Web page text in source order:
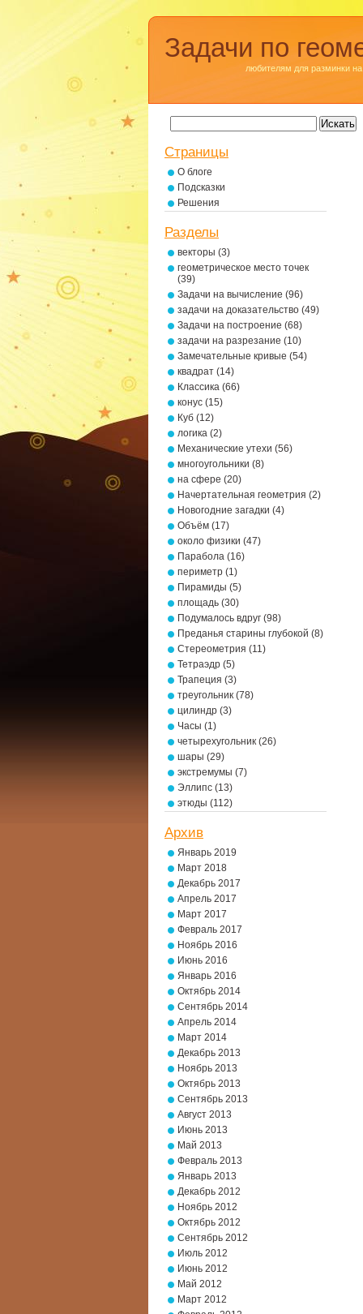
Задачи по
любителям для разминки на
Страницы
О блоге
Подсказки
Решения
Разделы
векторы (3)
геометрическое место точек
(39)
Задачи на вычисление (96)
задачи на доказательство (49)
Задачи на построение (68)
задачи на разрезание (10)
Замечательные кривые (54)
квадрат (14)
Классика (66)
конус (15)
Куб (12)
логика (2)
Механические утехи (56)
многоугольники (8)
на сфере (20)
Начертательная геометрия (2)
Новогодние загадки (4)
Объём (17)
около физики (47)
Парабола (16)
периметр (1)
Пирамиды (5)
площадь (30)
Подумалось вдруг (98)
Преданья старины глубокой (8)
Стереометрия (11)
Тетраэдр (5)
Трапеция (3)
треугольник (78)
цилиндр (3)
Часы (1)
четырехугольник (26)
шары (29)
экстремумы (7)
Эллипс (13)
этюды (112)
Архив
Январь 2019
Март 2018
Декабрь 2017
Апрель 2017
Март 2017
Февраль 2017
Ноябрь 2016
Июнь 2016
Январь 2016
Октябрь 2014
Сентябрь 2014
Апрель 2014
Март 2014
Декабрь 2013
Ноябрь 2013
Октябрь 2013
Сентябрь 2013
Август 2013
Июнь 2013
Май 2013
Февраль 2013
Январь 2013
Декабрь 2012
Ноябрь 2012
Октябрь 2012
Сентябрь 2012
Июль 2012
Июнь 2012
Май 2012
Март 2012